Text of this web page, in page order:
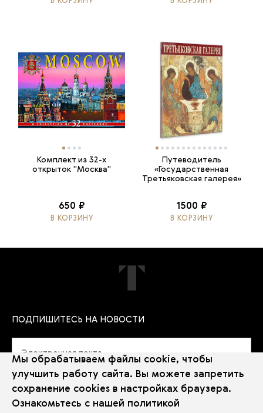
Комплект из 32-х
открыток "Москва"
650 ₽
В КОРЗИНУ
Путеводитель
«Государственная
Третьяковская галерея»
1500 ₽
В КОРЗИНУ
ПОДПИШИТЕСЬ НА НОВОСТИ
Политика использования Cookie
Использование рекомендательных технологий
Мы обрабатываем файлы cookie, чтобы
улучшить работу сайта. Вы можете запретить
сохранение cookies в настройках браузера.
Ознакомьтесь с нашей политикой